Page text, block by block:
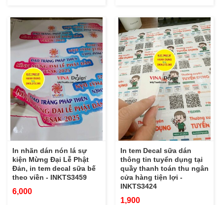
In nhãn dán nón lá sự
kiện Mừng Đại Lễ Phật
Đản, in tem decal sữa bế
theo viền - INKTS3459
6,000
In tem Decal sữa dán
thông tin tuyển dụng tại
quầy thanh toán thu ngân
cửa hàng tiện lợi -
INKTS3424
1,900